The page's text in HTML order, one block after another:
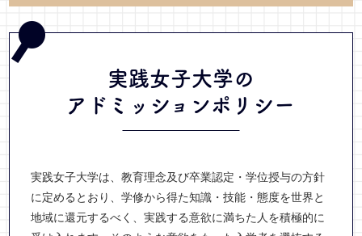
実践女子大学の
アドミッションポリシー
実践女子大学は、教育理念及び卒業認定・学位授与の方針
に定めるとおり、学修から得た知識・技能・態度を世界と
地域に還元するべく、実践する意欲に満ちた人を積極的に